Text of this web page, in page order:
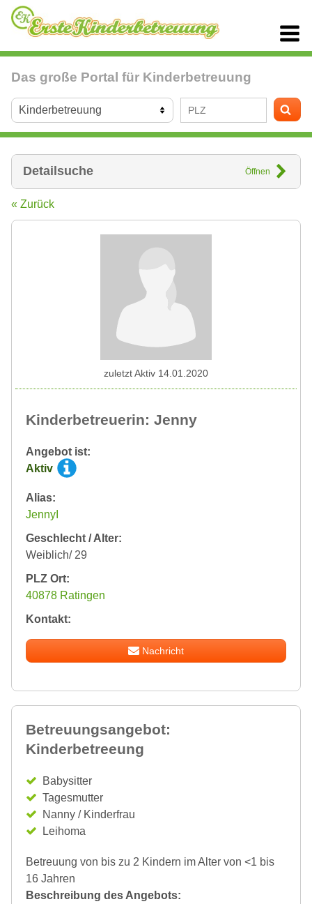
Das große Portal für Kinderbetreuung
Detailsuche Öffnen
« Zurück
Kinderbetreuerin: Jenny
Angebot ist:
Aktiv
Alias:
JennyI
Geschlecht / Alter:
Weiblich/ 29
PLZ Ort:
40878 Ratingen
Kontakt:
Nachricht
zuletzt Aktiv 14.01.2020
Betreuungsangebot:
Kinderbetreeung
Babysitter
Tagesmutter
Nanny / Kinderfrau
Leihoma
Betreuung von bis zu 2 Kindern im Alter von <1 bis
16 Jahren
Beschreibung des Angebots: